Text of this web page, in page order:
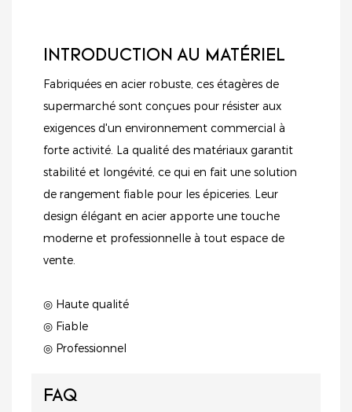
INTRODUCTION AU MATÉRIEL
Fabriquées en acier robuste, ces étagères de
supermarché sont conçues pour résister aux
exigences d'un environnement commercial à
forte activité. La qualité des matériaux garantit
stabilité et longévité, ce qui en fait une solution
de rangement fiable pour les épiceries. Leur
design élégant en acier apporte une touche
moderne et professionnelle à tout espace de
vente.
◎ Haute qualité
◎ Fiable
◎ Professionnel
FAQ